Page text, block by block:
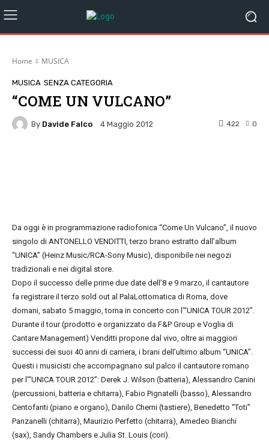
Home MUSICA
MUSICA SENZA CATEGORIA
“COME UN VULCANO”
By Davide Falco 4 Maggio 2012 0
422
Da oggi è in programmazione radiofonica “Come Un Vulcano”, il nuovo
singolo di ANTONELLO VENDITTI, terzo brano estratto dall’album
“UNICA” (Heinz Music/RCA-Sony Music), disponibile nei negozi
tradizionali e nei digital store.
Dopo il successo delle prime due date dell’8 e 9 marzo, il cantautore
fa registrare il terzo sold out al PalaLottomatica di Roma, dove
domani, sabato 5 maggio, torna in concerto con l’“UNICA TOUR 2012”.
Durante il tour (prodotto e organizzato da F&P Group e Voglia di
Cantare Management) Venditti propone dal vivo, oltre ai maggiori
successi dei suoi 40 anni di carriera, i brani dell’ultimo album “UNICA”.
Questi i musicisti che accompagnano sul palco il cantautore romano
per l’“UNICA TOUR 2012”: Derek J. Wilson (batteria), Alessandro Canini
(percussioni, batteria e chitarra), Fabio Pignatelli (basso), Alessandro
Centofanti (piano e organo), Danilo Cherni (tastiere), Benedetto “Toti”
Panzanelli (chitarra), Maurizio Perfetto (chitarra), Amedeo Bianchi
(sax), Sandy Chambers e Julia St. Louis (cori).